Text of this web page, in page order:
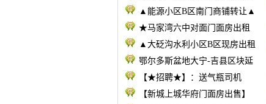
▲能源小区B区南门商铺转让▲
★马家湾六中对面门面房出租
▲大砭沟水利小区B区现房出租
鄂尔多斯盆地大宁-吉县区块延
【★招聘★】：送气瓶司机
【新城上城华府门面房出售】